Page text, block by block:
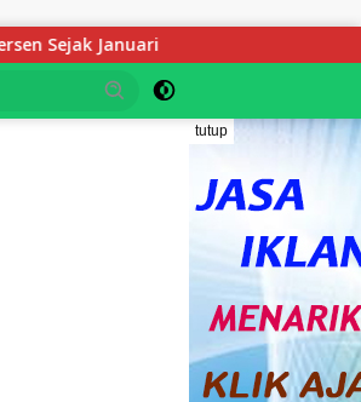
Keluarga YS Angkat Bicara:
tutup